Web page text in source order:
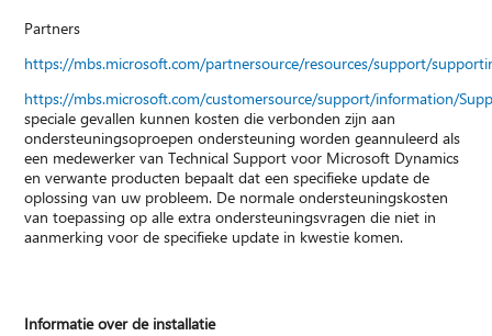
Partners
https://mbs.microsoft.com/partnersource/resources/support/
https://mbs.microsoft.com/customersource/support/information/
speciale gevallen kunnen kosten die verbonden zijn aan
ondersteuningsoproepen ondersteuning worden geannuleerd als
een medewerker van Technical Support voor Microsoft Dynamics
en verwante producten bepaalt dat een specifieke update de
oplossing van uw probleem. De normale ondersteuningskosten
van toepassing op alle extra ondersteuningsvragen die niet in
aanmerking voor de specifieke update in kwestie komen.
Informatie over de installatie